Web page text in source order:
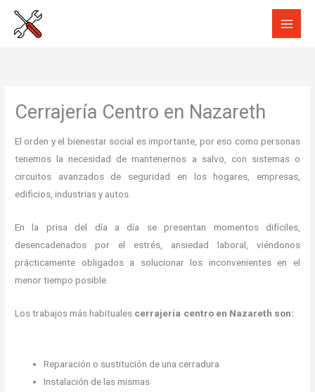
Cerrajería Centro en Nazareth
El orden y el bienestar social es importante, por eso como personas
tenemos la necesidad de mantenernos a salvo, con sistemas o
circuitos avanzados de seguridad en los hogares, empresas,
edificios, industrias y autos.
En la prisa del día a día se presentan momentos difíciles,
desencadenados por el estrés, ansiedad laboral, viéndonos
prácticamente obligados a solucionar los inconvenientes en el
menor tiempo posible.
Los trabajos más habituales cerrajería centro en Nazareth son:
Reparación o sustitución de una cerradura
Instalación de las mismas